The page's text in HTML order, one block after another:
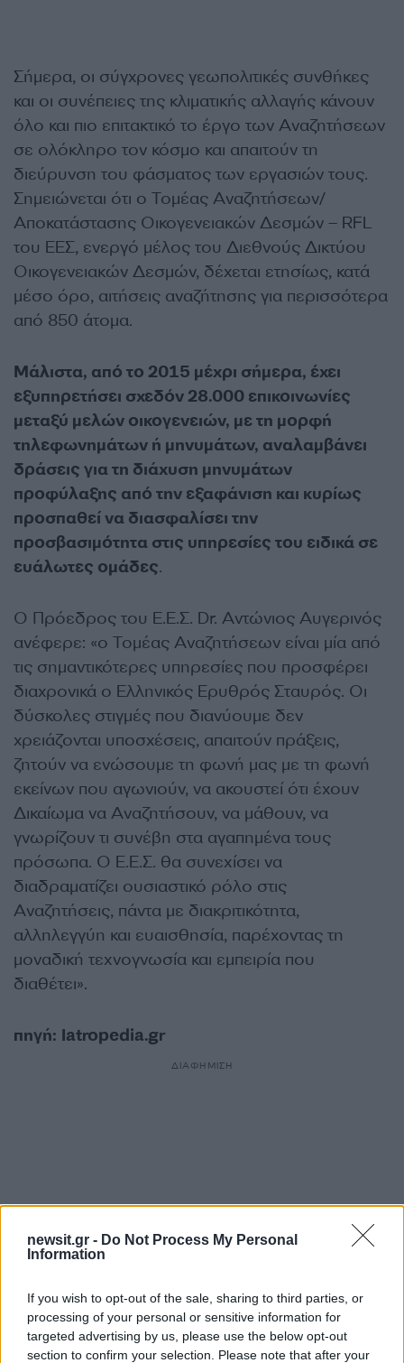
newsit.gr - Do Not Process My Personal
Information
If you wish to opt-out of the sale, sharing to third parties, or
processing of your personal or sensitive information for
targeted advertising by us, please use the below opt-out
section to confirm your selection. Please note that after your
Σήμερα, οι σύγχρονες γεωπολιτικές συνθήκες
και οι συνέπειες της κλιματικής αλλαγής κάνουν
όλο και πιο επιτακτικό το έργο των Αναζητήσεων
σε ολόκληρο τον κόσμο και απαιτούν τη
διεύρυνση του φάσματος των εργασιών τους.
Σημειώνεται ότι ο Τομέας Αναζητήσεων/
Αποκατάστασης Οικογενειακών Δεσμών – RFL
του ΕΕΣ, ενεργό μέλος του Διεθνούς Δικτύου
Οικογενειακών Δεσμών, δέχεται ετησίως, κατά
μέσο όρο, αιτήσεις αναζήτησης για περισσότερα
από 850 άτομα.
Μάλιστα, από το 2015 μέχρι σήμερα, έχει
εξυπηρετήσει σχεδόν 28.000 επικοινωνίες
μεταξύ μελών οικογενειών, με τη μορφή
τηλεφωνημάτων ή μηνυμάτων, αναλαμβάνει
δράσεις για τη διάχυση μηνυμάτων
προφύλαξης από την εξαφάνιση και κυρίως
προσπαθεί να διασφαλίσει την
προσβασιμότητα στις υπηρεσίες του ειδικά σε
ευάλωτες ομάδες.
Ο Πρόεδρος του Ε.Ε.Σ. Dr. Αντώνιος Αυγερινός
ανέφερε: «ο Τομέας Αναζητήσεων είναι μία από
τις σημαντικότερες υπηρεσίες που προσφέρει
διαχρονικά ο Ελληνικός Ερυθρός Σταυρός. Οι
δύσκολες στιγμές που διανύουμε δεν
χρειάζονται υποσχέσεις, απαιτούν πράξεις,
ζητούν να ενώσουμε τη φωνή μας με τη φωνή
εκείνων που αγωνιούν, να ακουστεί ότι έχουν
Δικαίωμα να Αναζητήσουν, να μάθουν, να
γνωρίζουν τι συνέβη στα αγαπημένα τους
πρόσωπα. Ο Ε.Ε.Σ. θα συνεχίσει να
διαδραματίζει ουσιαστικό ρόλο στις
Αναζητήσεις, πάντα με διακριτικότητα,
αλληλεγγύη και ευαισθησία, παρέχοντας τη
μοναδική τεχνογνωσία και εμπειρία που
διαθέτει».
πηγή: Iatropedia.gr
ΔΙΑΦΗΜΙΣΗ
Αν τα χάσατε